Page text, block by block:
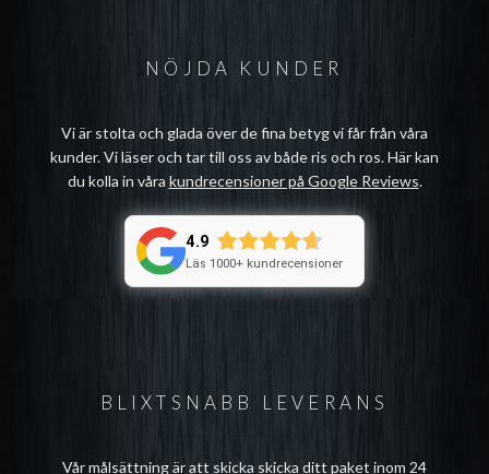
BLIXTSNABB LEVERANS
Vår målsättning är att skicka skicka ditt paket inom 24
NÖJDA KUNDER
Vi är stolta och glada över de fina betyg vi får från våra
kunder. Vi läser och tar till oss av både ris och ros. Här kan
du kolla in våra kundrecensioner på Google Reviews.
4.9
Läs 1000+ kundrecensioner